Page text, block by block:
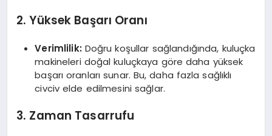
2. Yüksek Başarı Oranı
Verimlilik: Doğru koşullar sağlandığında, kuluçka
makineleri doğal kuluçkaya göre daha yüksek
başarı oranları sunar. Bu, daha fazla sağlıklı
civciv elde edilmesini sağlar.
3. Zaman Tasarrufu